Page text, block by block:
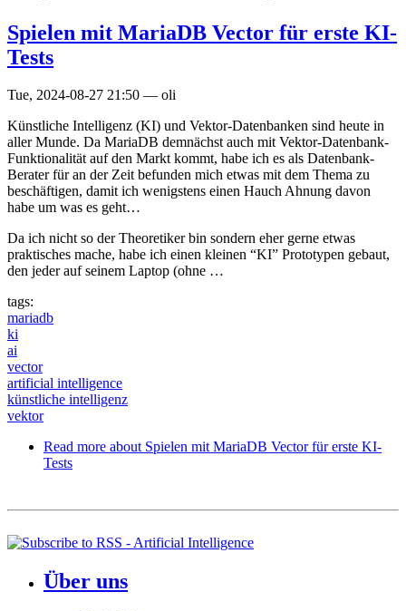
Spielen mit MariaDB Vector für erste KI-
Tests
Tue, 2024-08-27 21:50 — oli
Künstliche Intelligenz (KI) und Vektor-Datenbanken sind heute in
aller Munde. Da MariaDB demnächst auch mit Vektor-Datenbank-
Funktionalität auf den Markt kommt, habe ich es als Datenbank-
Berater für an der Zeit befunden mich etwas mit dem Thema zu
beschäftigen, damit ich wenigstens einen Hauch Ahnung davon
habe um was es geht…
Da ich nicht so der Theoretiker bin sondern eher gerne etwas
praktisches mache, habe ich einen kleinen “KI” Prototypen gebaut,
den jeder auf seinem Laptop (ohne …
tags:
mariadb
ki
ai
vector
artificial intelligence
künstliche intelligenz
vektor
Read more about Spielen mit MariaDB Vector für erste KI-
Tests
Über uns